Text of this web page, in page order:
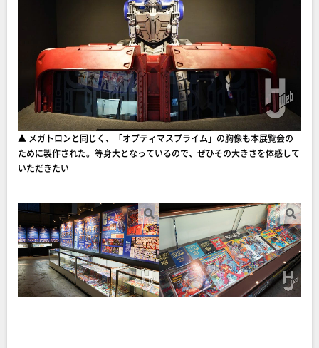
▲ メガトロンと同じく、「オプティマスプライム」の胸像も本展覧会の
ために製作された。等身大となっているので、ぜひその大きさを体感して
いただきたい